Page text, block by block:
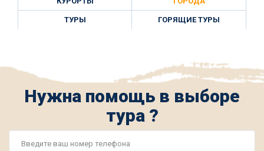
ТУРЫ ГОРЯЩИЕ ТУРЫ
Нужна помощь в выборе
тура ?